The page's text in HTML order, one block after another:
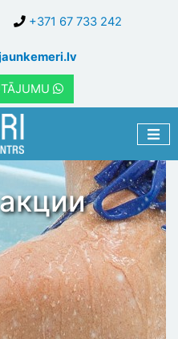
основному
+371 67 733 242